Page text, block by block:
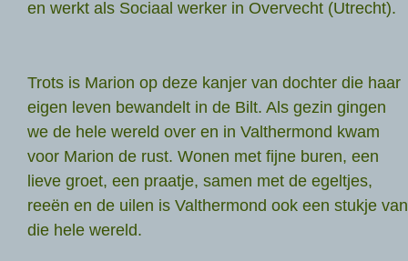
en werkt als Sociaal werker in Overvecht (Utrecht).
Trots is Marion op deze kanjer van dochter die haar
eigen leven bewandelt in de Bilt. Als gezin gingen
we de hele wereld over en in Valthermond kwam
voor Marion de rust. Wonen met fijne buren, een
lieve groet, een praatje, samen met de egeltjes,
reeën en de uilen is Valthermond ook een stukje van
die hele wereld.